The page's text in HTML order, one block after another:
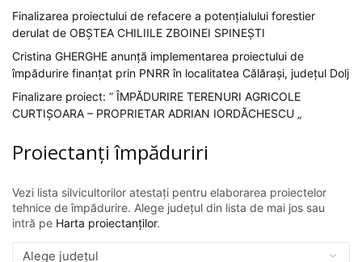
Finalizarea proiectului de refacere a potențialului forestier
derulat de OBȘTEA CHILIILE ZBOINEI SPINEȘTI
Cristina GHERGHE anunță implementarea proiectului de
împădurire finanțat prin PNRR în localitatea Călărași, județul Dolj
Finalizare proiect: ” ÎMPĂDURIRE TERENURI AGRICOLE
CURTIȘOARA – PROPRIETAR ADRIAN IORDĂCHESCU „
Proiectanți împăduriri
Vezi lista silvicultorilor atestați pentru elaborarea proiectelor
tehnice de împădurire. Alege județul din lista de mai jos sau
intră pe Harta proiectanților.